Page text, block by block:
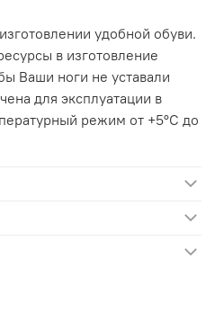
удобной обуви.
в изготовление
Ваши ноги не уставали
для эксплуатации в
режим от +5°C до